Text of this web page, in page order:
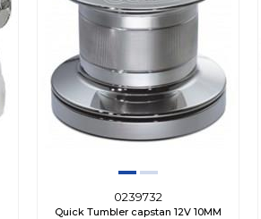
0239732
Quick Tumbler capstan 12V 10MM